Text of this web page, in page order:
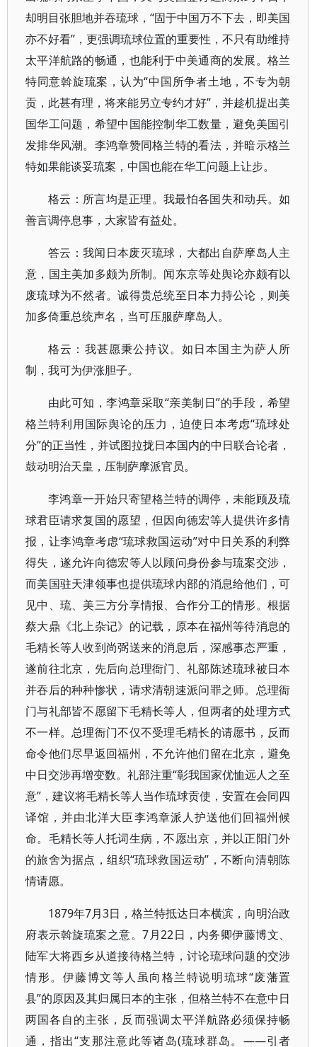
却明目张胆地并吞琉球，“固于中国万不下去，即美国
亦不好看”，更强调琉球位置的重要性，不只有助维持
太平洋航路的畅通，也能利于中美通商的发展。格兰
特同意斡旋琉案，认为“中国所争者土地，不专为朝
贡，此甚有理，将来能另立专约才好”，并趁机提出美
国华工问题，希望中国能控制华工数量，避免美国引
发排华风潮。李鸿章赞同格兰特的看法，并暗示格兰
特如果能谈妥琉案，中国也能在华工问题上让步。
格云：所言均是正理。我最怕各国失和动兵。如
善言调停息事，大家皆有益处。
答云：我闻日本废灭琉球，大都出自萨摩岛人主
意，国主美加多颇为所制。闻东京等处舆论亦颇有以
废琉球为不然者。诚得贵总统至日本力持公论，则美
加多倚重总统声名，当可压服萨摩岛人。
格云：我甚愿秉公持议。如日本国主为萨人所
制，我可为伊涨胆子。
由此可知，李鸿章采取“亲美制日”的手段，希望
格兰特利用国际舆论的压力，迫使日本考虑“琉球处
分”的正当性，并试图拉拢日本国内的中日联合论者，
鼓动明治天皇，压制萨摩派官员。
李鸿章一开始只寄望格兰特的调停，未能顾及琉
球君臣请求复国的愿望，但因向德宏等人提供许多情
报，让李鸿章考虑“琉球救国运动”对中日关系的利弊
得失，遂允许向德宏等人以顾问身份参与琉案交涉，
而美国驻天津领事也提供琉球内部的消息给他们，可
见中、琉、美三方分享情报、合作分工的情形。根据
蔡大鼎《北上杂记》的记载，原本在福州等待消息的
毛精长等人收到尚弼送来的消息后，深感事态严重，
遂前往北京，先后向总理衙门、礼部陈述琉球被日本
并吞后的种种惨状，请求清朝速派问罪之师。总理衙
门与礼部皆不愿留下毛精长等人，但两者的处理方式
不一样。总理衙门不仅不受理毛精长的请愿书，反而
命令他们尽早返回福州，不允许他们留在北京，避免
中日交涉再增变数。礼部注重“彰我国家优恤远人之至
意”，建议将毛精长等人当作琉球贡使，安置在会同四
译馆，并由北洋大臣李鸿章派人护送他们回福州候
命。毛精长等人托词生病，不愿出京，并以正阳门外
的旅舍为据点，组织“琉球救国运动”，不断向清朝陈
情请愿。
1879年7月3日，格兰特抵达日本横滨，向明治政
府表示斡旋琉案之意。7月22日，内务卿伊藤博文、
陆军大将西乡从道接待格兰特，讨论琉球问题的交涉
情形。伊藤博文等人虽向格兰特说明琉球“废藩置
县”的原因及其归属日本的主张，但格兰特不在意中日
两国各自的主张，反而强调太平洋航路必须保持畅
通，指出“支那注意此等诸岛(琉球群岛。——引者